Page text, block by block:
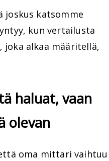
joskus katsomme
kun vertailusta
alkaa määritellä,
haluat, vaan
olevan
oma mittari vaihtuu